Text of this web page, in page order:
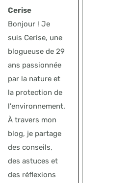
Cerise
Bonjour ! Je
suis Cerise, une
blogueuse de 29
ans passionnée
par la nature et
la protection de
l'environnement.
À travers mon
blog, je partage
des conseils,
des astuces et
des réflexions